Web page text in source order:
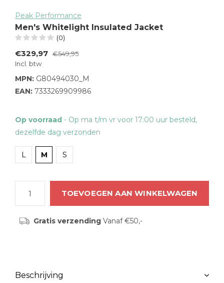
Peak Performance
Men's Whitelight Insulated Jacket
(0)
€329,97 €549,95
Incl. btw
MPN: G80494030_M
EAN: 7333269909986
Op voorraad - Op ma t/m vr voor 17:00 uur besteld,
dezelfde dag verzonden
L M S
TOEVOEGEN AAN WINKELWAGEN
Gratis verzendingVanaf €50,-
Beschrijving